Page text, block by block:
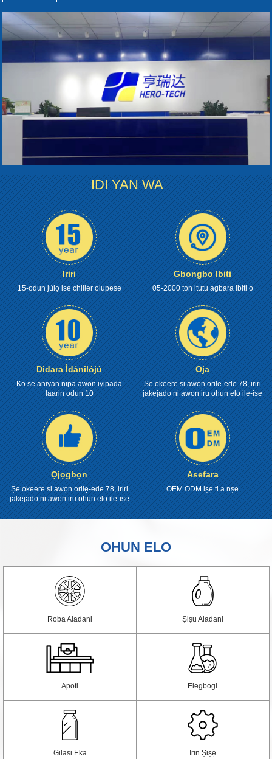
IDI YAN WA
Iriri
15-odun jùlọ ise chiller olupese
Gbongbo Ibiti
05-2000 ton itutu agbara ibiti o
Didara Ìdánilójú
Ko ṣe aniyan nipa awọn iyipada
laarin ọdun 10
Oja
Ṣe okeere si awọn orilẹ-ede 78, iriri
jakejado ni awọn iru ohun elo ile-iṣẹ
Ọjọgbọn
Ṣe okeere si awọn orilẹ-ede 78, iriri
jakejado ni awọn iru ohun elo ile-iṣẹ
Asefara
OEM ODM iṣẹ ti a nṣe
OHUN ELO
Roba Aladani Ṣiṣu Aladani
Apoti Elegbogi
Gilasi Eka Irin Ṣiṣẹ